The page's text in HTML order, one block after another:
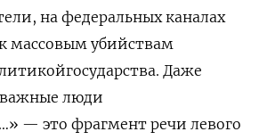
на федеральных каналах
массовым убийствам
Даже
люди
— это фрагмент речи левого